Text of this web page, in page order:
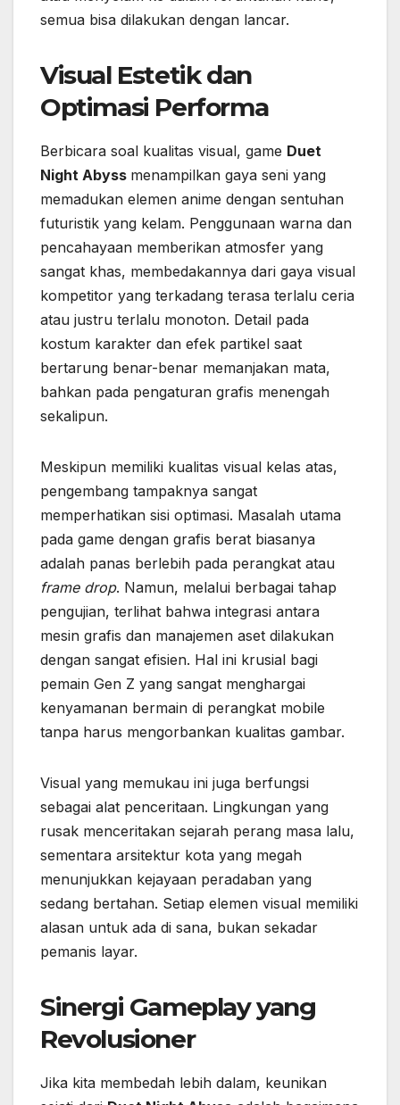
semua bisa dilakukan dengan lancar.
Visual Estetik dan
Optimasi Performa
Berbicara soal kualitas visual, game Duet
Night Abyss menampilkan gaya seni yang
memadukan elemen anime dengan sentuhan
futuristik yang kelam. Penggunaan warna dan
pencahayaan memberikan atmosfer yang
sangat khas, membedakannya dari gaya visual
kompetitor yang terkadang terasa terlalu ceria
atau justru terlalu monoton. Detail pada
kostum karakter dan efek partikel saat
bertarung benar-benar memanjakan mata,
bahkan pada pengaturan grafis menengah
sekalipun.
Meskipun memiliki kualitas visual kelas atas,
pengembang tampaknya sangat
memperhatikan sisi optimasi. Masalah utama
pada game dengan grafis berat biasanya
adalah panas berlebih pada perangkat atau
frame drop. Namun, melalui berbagai tahap
pengujian, terlihat bahwa integrasi antara
mesin grafis dan manajemen aset dilakukan
dengan sangat efisien. Hal ini krusial bagi
pemain Gen Z yang sangat menghargai
kenyamanan bermain di perangkat mobile
tanpa harus mengorbankan kualitas gambar.
Visual yang memukau ini juga berfungsi
sebagai alat penceritaan. Lingkungan yang
rusak menceritakan sejarah perang masa lalu,
sementara arsitektur kota yang megah
menunjukkan kejayaan peradaban yang
sedang bertahan. Setiap elemen visual memiliki
alasan untuk ada di sana, bukan sekadar
pemanis layar.
Sinergi Gameplay yang
Revolusioner
Jika kita membedah lebih dalam, keunikan